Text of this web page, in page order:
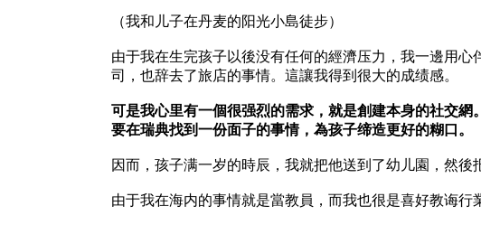
（我和儿子在丹麦的阳光小島徒步）
由于我在生完孩子以後没有任何的經濟压力，我一邊用
司，也辞去了旅店的事情。這讓我得到很大的成绩感。
可是我心里有一個很强烈的需求，就是創建本身的社交
要在瑞典找到一份面子的事情，為孩子缔造更好的糊口。
因而，孩子满一岁的時辰，我就把他送到了幼儿園，然後
由于我在海内的事情就是當教員，而我也很是喜好教诲行